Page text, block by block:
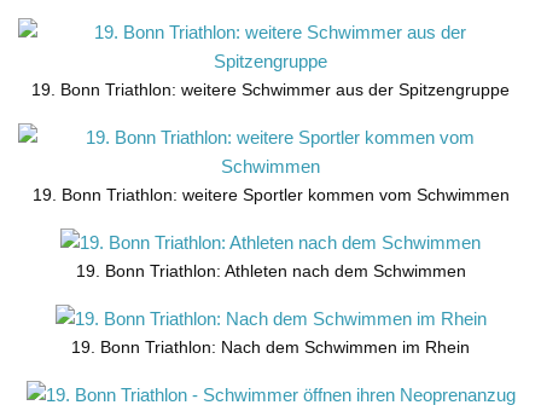
19. Bonn Triathlon: weitere Schwimmer aus der Spitzengruppe
19. Bonn Triathlon: weitere Sportler kommen vom Schwimmen
19. Bonn Triathlon: Athleten nach dem Schwimmen
19. Bonn Triathlon: Nach dem Schwimmen im Rhein